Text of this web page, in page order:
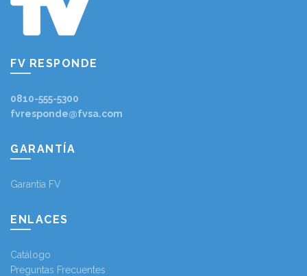
FV RESPONDE
0810-555-5300
fvresponde@fvsa.com
GARANTÍA
Garantía FV
ENLACES
Catálogo
Preguntas Frecuentes